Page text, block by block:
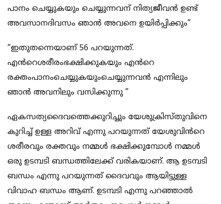
പാനം ചെയ്യുകയും ചെയ്യുന്നവന് നിത്യജീവൻ ഉണ്ട്
അവസാനദിവസം ഞാൻ അവനെ ഉയിർപ്പിക്കും”
“ഇതുതന്നെയാണ് 56 പറയുന്നത്.
എൻറെശരീരംഭക്ഷിക്കുകയും എൻറെ
രക്തംപാനംചെയ്യുകയുംചെയ്യുന്നവൻ എന്നിലും
ഞാൻ അവനിലും വസിക്കുന്നു ”
ഏകസത്യദൈവത്തെക്കുറിച്ചും യേശുക്രിസ്തുവിനെ
കുറിച്ച് ഉള്ള അറിവ് എന്നു പറയുന്നത് യേശുവിൻറെ
ശരീരവും രക്തവും നമ്മൾ ഭക്ഷിക്കുമ്പോൾ നമ്മൾ
ഒരു ഉടമ്പടി ബന്ധത്തിലേക്ക് വരികയാണ്. ആ ഉടമ്പടി
ബന്ധം എന്നു പറയുന്നത് ദൈവവും ആയിട്ടുള്ള
വിവാഹ ബന്ധം ആണ്. ഉടമ്പടി എന്നു പറഞ്ഞാൽ